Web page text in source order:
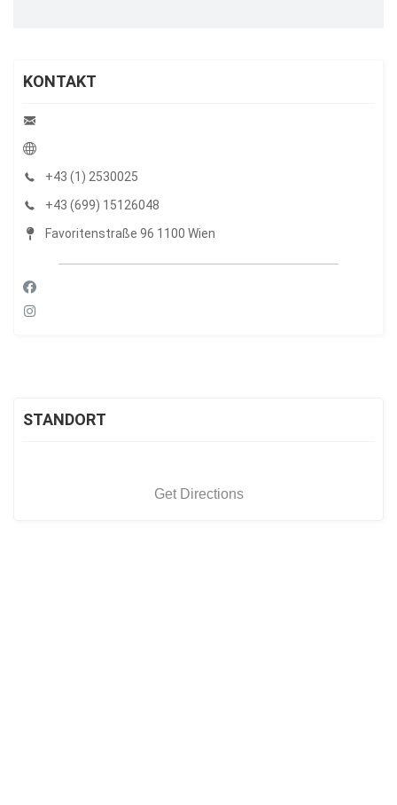
KONTAKT
+43 (1) 2530025
+43 (699) 15126048
Favoritenstraße 96 1100 Wien
STANDORT
Get Directions